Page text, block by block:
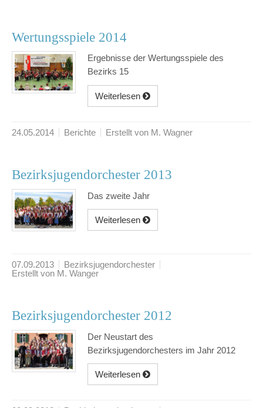
Wertungsspiele 2014
Ergebnisse der Wertungsspiele des
Bezirks 15
Weiterlesen
24.05.2014 Berichte Erstellt von M. Wagner
Bezirksjugendorchester 2013
Das zweite Jahr
Weiterlesen
07.09.2013
Bezirksjugendorchester
Erstellt von M. Wanger
Bezirksjugendorchester 2012
Der Neustart des
Bezirksjugendorchesters im Jahr 2012
Weiterlesen